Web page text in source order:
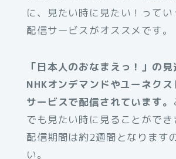
に、見たい時に見たい！って
配信サービスがオススメです。
「日本人のおなまえっ！」の見
NHKオンデマンドやユーネク
サービスで配信されています。
でも見たい時に見ることができ
配信期間は約2週間となります
い。